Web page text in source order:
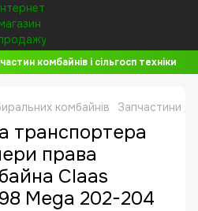
комбайнів і сільгосп техніки
комбайнів Запчастини
транспортера
права
Claas
Mega 202-204